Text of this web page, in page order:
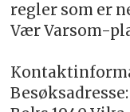
regler som er
Vær Varsom-
Besøksadresse: